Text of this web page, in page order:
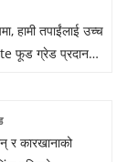
AcetHA™ लाई
जसले डबल
छालाको लोच र
हामी तपाईंलाई उच्च
फूड ग्रेड प्रदान
र कारखानाको